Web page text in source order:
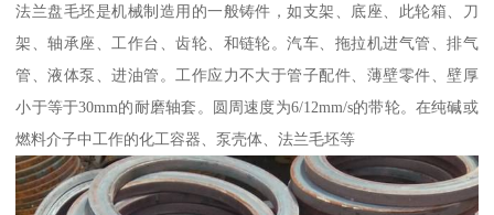
法兰盘毛坯是机械制造用的一般铸件，如支架、底座、此轮箱、刀
架、轴承座、工作台、齿轮、和链轮。汽车、拖拉机进气管、排气
管、液体泵、进油管。工作应力不大于管子配件、薄壁零件、壁厚
小于等于30mm的耐磨轴套。圆周速度为6/12mm/s的带轮。在纯碱或
燃料介子中工作的化工容器、泵壳体、法兰毛坯等